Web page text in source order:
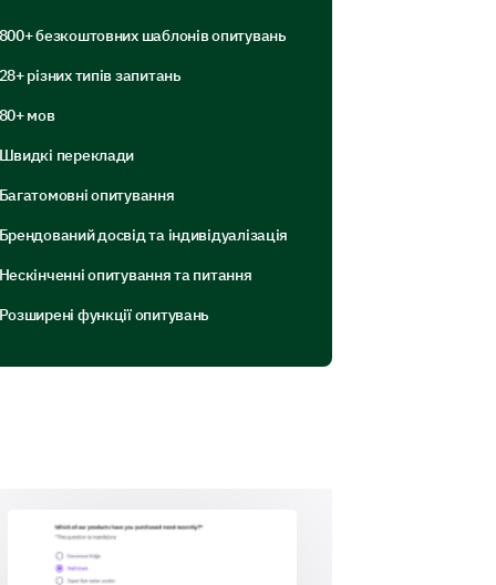
our brand is to you.
800+ безкоштовних шаблонів опитувань
28+ різних типів запитань
80+ мов
Швидкі переклади
Багатомовні опитування
Брендований досвід та індивідуалізація
Нескінченні опитування та питання
Розширені функції опитувань